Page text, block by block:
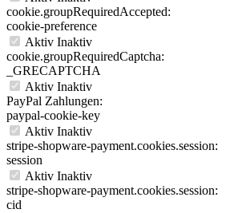
cookie.groupRequiredAccepted:
cookie-preference
Aktiv Inaktiv
cookie.groupRequiredCaptcha:
_GRECAPTCHA
Aktiv Inaktiv
PayPal Zahlungen:
paypal-cookie-key
Aktiv Inaktiv
stripe-shopware-payment.cookies.session:
session
Aktiv Inaktiv
stripe-shopware-payment.cookies.session:
cid